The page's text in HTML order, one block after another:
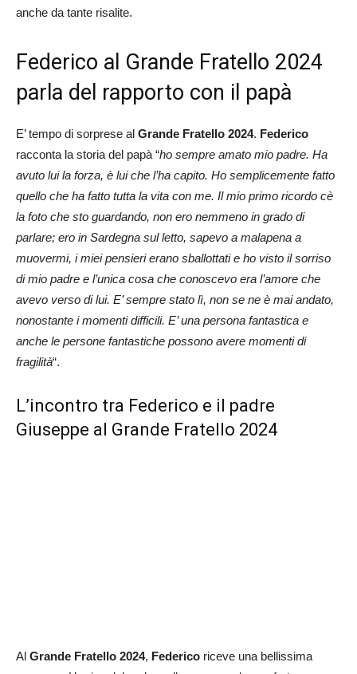
anche da tante risalite.
Federico al Grande Fratello 2024
parla del rapporto con il papà
E’ tempo di sorprese al Grande Fratello 2024. Federico
racconta la storia del papà “ho sempre amato mio padre. Ha
avuto lui la forza, è lui che l’ha capito. Ho semplicemente fatto
quello che ha fatto tutta la vita con me. Il mio primo ricordo cè
la foto che sto guardando, non ero nemmeno in grado di
parlare; ero in Sardegna sul letto, sapevo a malapena a
muovermi, i miei pensieri erano sballottati e ho visto il sorriso
di mio padre e l’unica cosa che conoscevo era l’amore che
avevo verso di lui. E’ sempre stato lì, non se ne è mai andato,
nonostante i momenti difficili. E’ una persona fantastica e
anche le persone fantastiche possono avere momenti di
fragilità“.
L’incontro tra Federico e il padre
Giuseppe al Grande Fratello 2024
Al Grande Fratello 2024, Federico riceve una bellissima